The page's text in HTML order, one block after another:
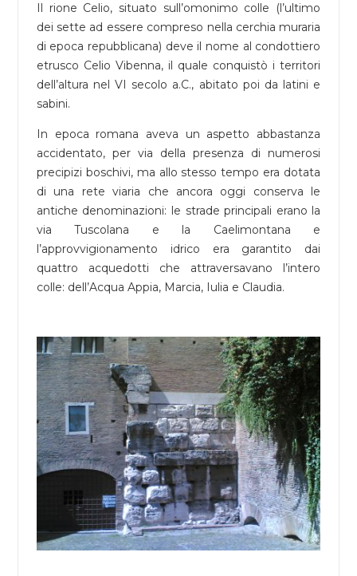
Il rione Celio, situato sull’omonimo colle (l’ultimo
dei sette ad essere compreso nella cerchia muraria
di epoca repubblicana) deve il nome al condottiero
etrusco Celio Vibenna, il quale conquistò i territori
dell’altura nel VI secolo a.C., abitato poi da latini e
sabini.
In epoca romana aveva un aspetto abbastanza
accidentato, per via della presenza di numerosi
precipizi boschivi, ma allo stesso tempo era dotata
di una rete viaria che ancora oggi conserva le
antiche denominazioni: le strade principali erano la
via Tuscolana e la Caelimontana e
l’approvvigionamento idrico era garantito dai
quattro acquedotti che attraversavano l’intero
colle: dell’Acqua Appia, Marcia, Iulia e Claudia.